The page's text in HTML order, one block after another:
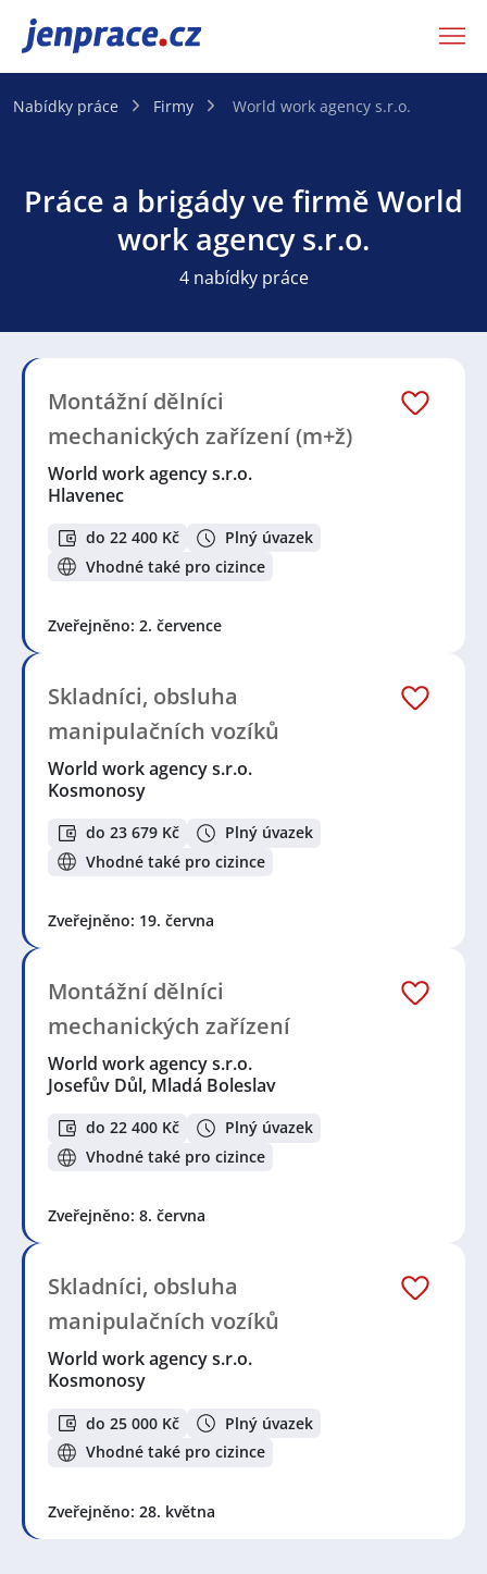
JenPráce.cz
Nabídky práce Firmy World work agency s.r.o.
Práce a brigády ve firmě World
work agency s.r.o.
4 nabídky práce
Montážní dělníci
mechanických zařízení (m+ž)
World work agency s.r.o.
Hlavenec
do 22 400 Kč
Plný úvazek
Vhodné také pro cizince
Zveřejněno: 2. července
Skladníci, obsluha
manipulačních vozíků
World work agency s.r.o.
Kosmonosy
do 23 679 Kč
Plný úvazek
Vhodné také pro cizince
Zveřejněno: 19. června
Montážní dělníci
mechanických zařízení
World work agency s.r.o.
Josefův Důl, Mladá Boleslav
do 22 400 Kč
Plný úvazek
Vhodné také pro cizince
Zveřejněno: 8. června
Skladníci, obsluha
manipulačních vozíků
World work agency s.r.o.
Kosmonosy
do 25 000 Kč
Plný úvazek
Vhodné také pro cizince
Zveřejněno: 28. května